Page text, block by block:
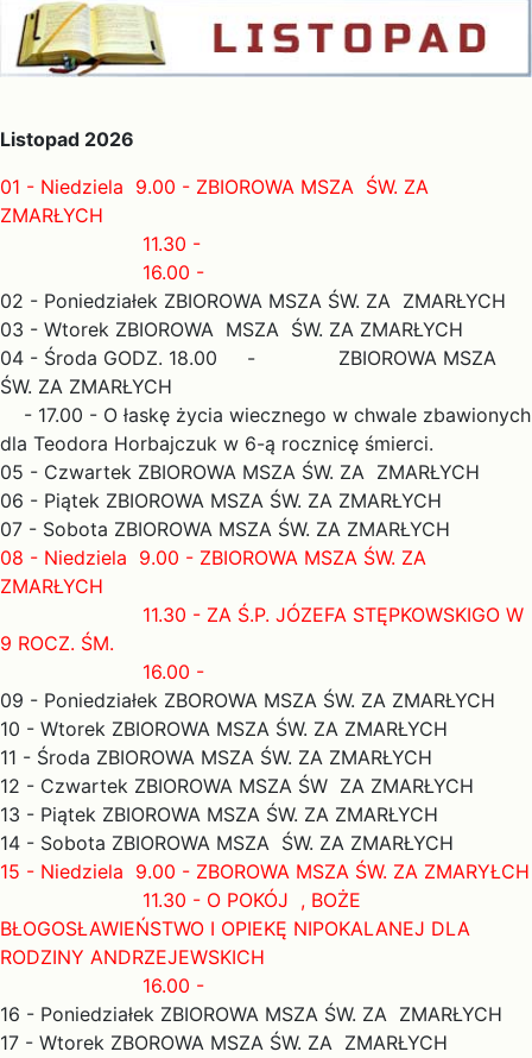
Listopad 2026
01 - Niedziela 9.00 - ZBIOROWA MSZA ŚW. ZA
ZMARŁYCH
11.30 -
16.00 -
02 - Poniedziałek ZBIOROWA MSZA ŚW. ZA ZMARŁYCH
03 - Wtorek ZBIOROWA MSZA ŚW. ZA ZMARŁYCH
04 - Środa GODZ. 18.00 - ZBIOROWA MSZA
ŚW. ZA ZMARŁYCH
- 17.00 - O łaskę życia wiecznego w chwale zbawionych
dla Teodora Horbajczuk w 6-ą rocznicę śmierci.
05 - Czwartek ZBIOROWA MSZA ŚW. ZA ZMARŁYCH
06 - Piątek ZBIOROWA MSZA ŚW. ZA ZMARŁYCH
07 - Sobota ZBIOROWA MSZA ŚW. ZA ZMARŁYCH
08 - Niedziela 9.00 - ZBIOROWA MSZA ŚW. ZA
ZMARŁYCH
11.30 - ZA Ś.P. JÓZEFA STĘPKOWSKIGO W
9 ROCZ. ŚM.
16.00 -
09 - Poniedziałek ZBOROWA MSZA ŚW. ZA ZMARŁYCH
10 - Wtorek ZBIOROWA MSZA ŚW. ZA ZMARŁYCH
11 - Środa ZBIOROWA MSZA ŚW. ZA ZMARŁYCH
12 - Czwartek ZBIOROWA MSZA ŚW ZA ZMARŁYCH
13 - Piątek ZBIOROWA MSZA ŚW. ZA ZMARŁYCH
14 - Sobota ZBIOROWA MSZA ŚW. ZA ZMARŁYCH
15 - Niedziela 9.00 - ZBOROWA MSZA ŚW. ZA ZMARYŁCH
11.30 - O POKÓJ , BOŻE
BŁOGOSŁAWIEŃSTWO I OPIEKĘ NIPOKALANEJ DLA
RODZINY ANDRZEJEWSKICH
16.00 -
16 - Poniedziałek ZBIOROWA MSZA ŚW. ZA ZMARŁYCH
17 - Wtorek ZBOROWA MSZA ŚW. ZA ZMARŁYCH